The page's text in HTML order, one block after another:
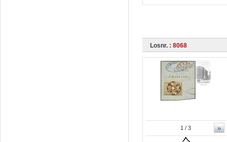
Losnr. : 8068
»
1 / 3